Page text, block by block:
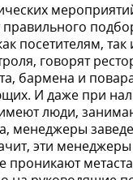
правильного
посе­тителям, так
говорят
бармена и
И даже при
люди,
менеджеры
эти